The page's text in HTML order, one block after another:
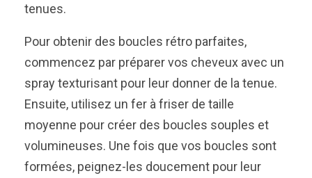
tenues.
Pour obtenir des boucles rétro parfaites,
commencez par préparer vos cheveux avec un
spray texturisant pour leur donner de la tenue.
Ensuite, utilisez un fer à friser de taille
moyenne pour créer des boucles souples et
volumineuses. Une fois que vos boucles sont
formées, peignez-les doucement pour leur